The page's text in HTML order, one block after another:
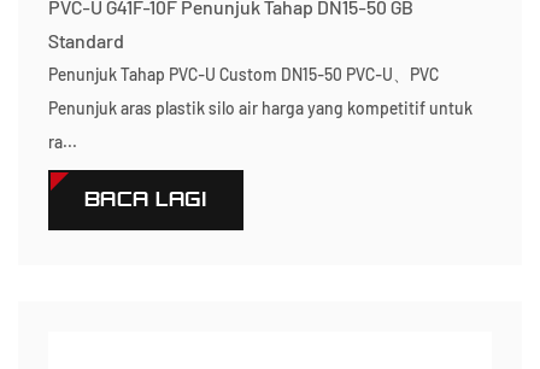
PVC-U G41F-10F Penunjuk Tahap DN15-50 GB
Standard
Penunjuk Tahap PVC-U Custom DN15-50 PVC-U、PVC
Penunjuk aras plastik silo air harga yang kompetitif untuk
ra...
BACA LAGI